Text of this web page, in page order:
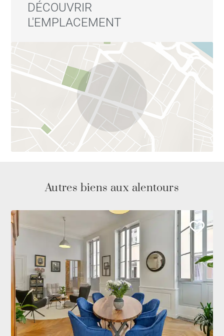
DÉCOUVRIR
L'EMPLACEMENT
Autres biens aux alentours